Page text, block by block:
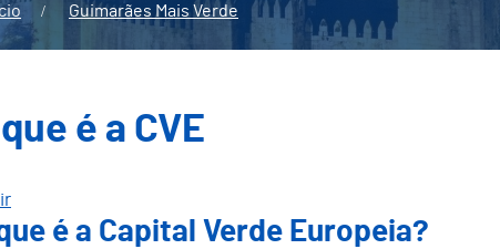
Guimarães Mais Verde
é a CVE
é a Capital Verde Europeia?